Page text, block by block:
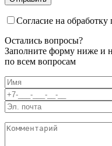
Согласие на
Остались вопросы?
Заполните форму ниже и
по всем вопросам